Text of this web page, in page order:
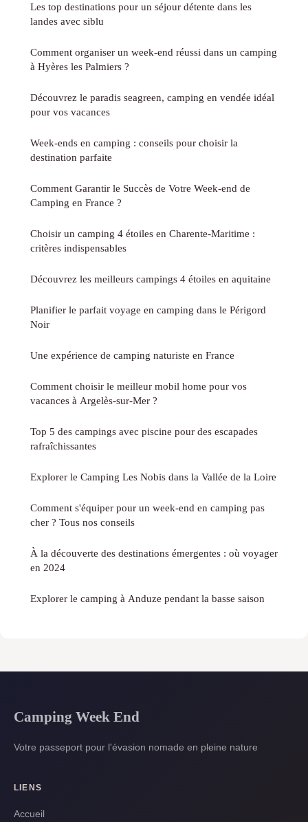
Les top destinations pour un séjour détente dans les
landes avec siblu
Comment organiser un week-end réussi dans un camping
à Hyères les Palmiers ?
Découvrez le paradis seagreen, camping en vendée idéal
pour vos vacances
Week-ends en camping : conseils pour choisir la
destination parfaite
Comment Garantir le Succès de Votre Week-end de
Camping en France ?
Choisir un camping 4 étoiles en Charente-Maritime :
critères indispensables
Découvrez les meilleurs campings 4 étoiles en aquitaine
Planifier le parfait voyage en camping dans le Périgord
Noir
Une expérience de camping naturiste en France
Comment choisir le meilleur mobil home pour vos
vacances à Argelès-sur-Mer ?
Top 5 des campings avec piscine pour des escapades
rafraîchissantes
Explorer le Camping Les Nobis dans la Vallée de la Loire
Comment s'équiper pour un week-end en camping pas
cher ? Tous nos conseils
À la découverte des destinations émergentes : où voyager
en 2024
Explorer le camping à Anduze pendant la basse saison
Camping Week End
Votre passeport pour l'évasion nomade en pleine nature
LIENS
Accueil